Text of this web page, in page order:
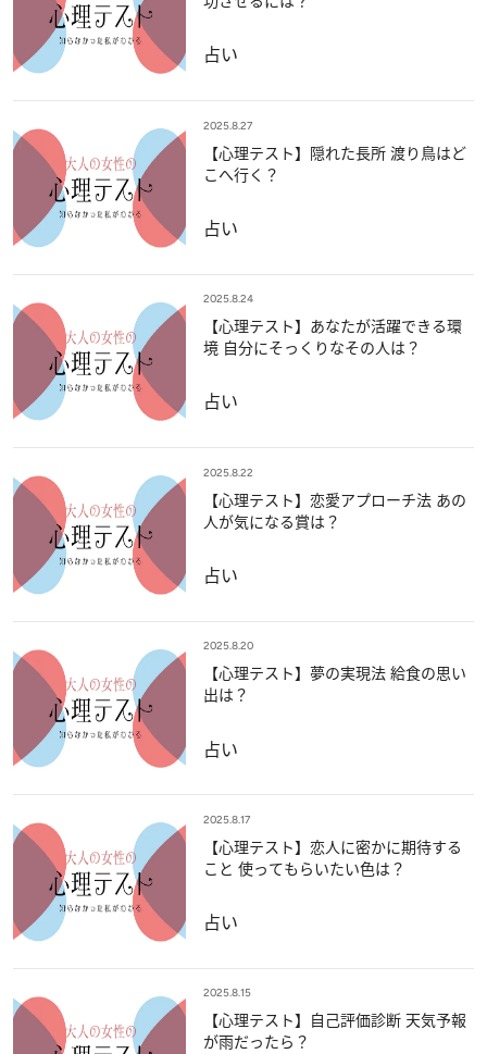
占い
2025.8.27
【心理テスト】隠れた長所 渡り鳥はど
こへ行く？
占い
2025.8.24
【心理テスト】あなたが活躍できる環
境 自分にそっくりなその人は？
占い
2025.8.22
【心理テスト】恋愛アプローチ法 あの
人が気になる賞は？
占い
2025.8.20
【心理テスト】夢の実現法 給食の思い
出は？
占い
2025.8.17
【心理テスト】恋人に密かに期待する
こと 使ってもらいたい色は？
占い
2025.8.15
【心理テスト】自己評価診断 天気予報
が雨だったら？